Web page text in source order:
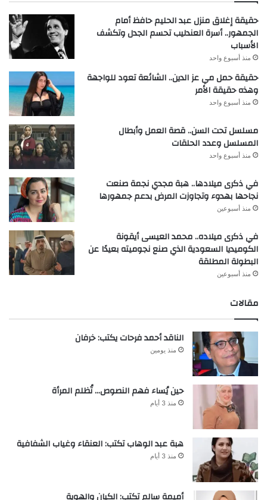
حقيقة إغلاق منزل عبد الحليم حافظ أمام
الجمهور.. أسرة العندليب تحسم الجدل وتكشف
الأسباب
منذ أسبوع واحد
حقيقة حمل مي عز الدين.. الشائعة تعود للواجهة
وهذه حقيقة الأمر
منذ أسبوع واحد
مسلسل تحت السن.. قصة العمل وأبطال
المسلسل وعدد الحلقات
منذ أسبوع واحد
في ذكرى ميلادها.. هبة مجدي نجمة صنعت
نجاحها بهدوء وتجاوزت المرض بدعم جمهورها
منذ أسبوعين
في ذكرى ميلاده.. محمد العيسى أيقونة
الكوميديا السعودية الذي صنع نجوميته بعيدًا عن
البطولة المطلقة
منذ أسبوعين
مقالات
الناقد أحمد فرحات يكتب: خرفان
منذ يومين
حين يُساء فهم النصوص… تُظلم المرأة
منذ 3 أيام
هبة عبد الوهاب تكتب: العنقاء وغياب الشفافية
منذ 3 أيام